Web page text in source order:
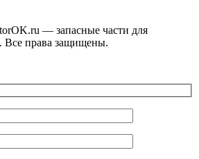
— запасные части для
Все права защищены.